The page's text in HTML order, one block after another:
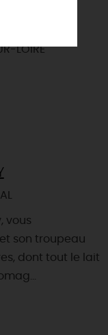
- MEUNG-
LOIRE
vous
son troupeau
dont tout le lait